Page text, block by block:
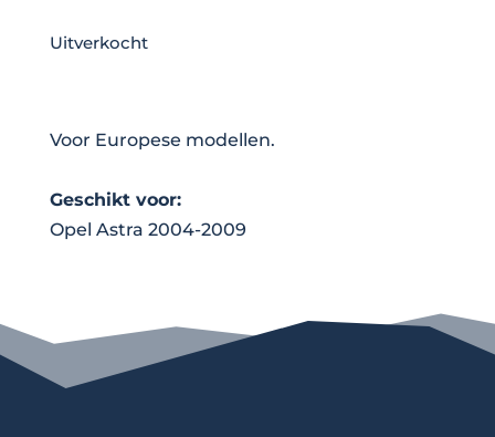
Uitverkocht
Voor Europese modellen.
Geschikt voor:
Opel Astra 2004-2009